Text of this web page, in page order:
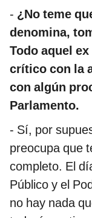
- ¿No teme
denomina,
Todo aquel
crítico con la
con algún
Parlamento.
- Sí, por
preocupa que
completo. El
Público y el
no hay nada